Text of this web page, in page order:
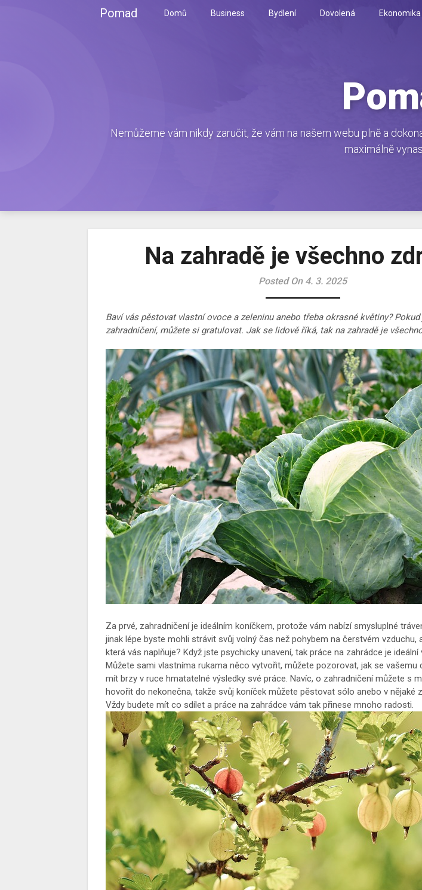
Pomad Domů Business Bydlení Dovolená Ekonomika
Nemůžeme vám nikdy zaručit, že vám na našem webu plně a
maximálně
Na zahradě je všechno
Posted On 4. 3. 2025
Baví vás pěstovat vlastní ovoce a zeleninu anebo třeba okrasné květiny?
zahradničení, můžete si gratulovat. Jak se lidově říká, tak na zahradě je
Za prvé, zahradničení je ideálním koníčkem, protože vám nabízí smysluplné
jinak lépe byste mohli strávit svůj volný čas než pohybem na čerstvém vzduchu,
která vás naplňuje? Když jste psychicky unavení, tak práce na zahrádce je ideální
Můžete sami vlastníma rukama něco vytvořit, můžete pozorovat, jak se vašemu
mít brzy v ruce hmatatelné výsledky své práce. Navíc, o zahradničení můžete s
hovořit do nekonečna, takže svůj koníček můžete pěstovat sólo anebo v nějaké
Vždy budete mít co sdílet a práce na zahrádce vám tak přinese mnoho radosti.